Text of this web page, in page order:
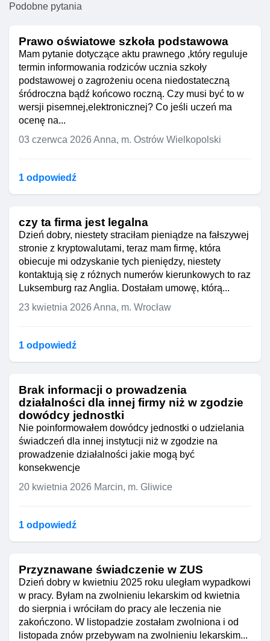
Podobne pytania
Prawo oświatowe szkoła podstawowa
Mam pytanie dotyczące aktu prawnego ,który reguluje
termin informowania rodziców ucznia szkoły
podstawowej o zagrożeniu ocena niedostateczną
śródroczna bądź końcowo roczną. Czy musi być to w
wersji pisemnej,elektronicznej? Co jeśli uczeń ma
ocenę na...
03 czerwca 2026 Anna, m. Ostrów Wielkopolski
1 odpowiedź
czy ta firma jest legalna
Dzień dobry, niestety straciłam pieniądze na fałszywej
stronie z kryptowalutami, teraz mam firmę, która
obiecuje mi odzyskanie tych pieniędzy, niestety
kontaktują się z różnych numerów kierunkowych to raz
Luksemburg raz Anglia. Dostałam umowę, którą...
23 kwietnia 2026 Anna, m. Wrocław
1 odpowiedź
Brak informacji o prowadzenia
działalności dla innej firmy niż w zgodzie
dowódcy jednostki
Nie poinformowałem dowódcy jednostki o udzielania
świadczeń dla innej instytucji niż w zgodzie na
prowadzenie działalności jakie mogą być
konsekwencje
20 kwietnia 2026 Marcin, m. Gliwice
1 odpowiedź
Przyznawane świadczenie w ZUS
Dzień dobry w kwietniu 2025 roku uległam wypadkowi
w pracy. Byłam na zwolnieniu lekarskim od kwietnia
do sierpnia i wróciłam do pracy ale leczenia nie
zakończono. W listopadzie zostałam zwolniona i od
listopada znów przebywam na zwolnieniu lekarskim...